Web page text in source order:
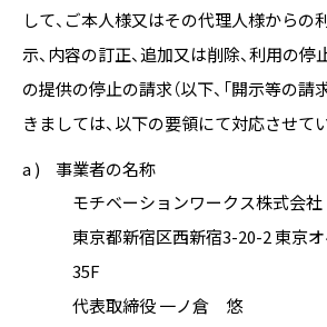
して、ご本人様又はその代理人様からの
示、内容の訂正、追加又は削除、利用の停
の提供の停止の請求（以下、「開示等の請
きましては、以下の要領にて対応させて
a )
事業者の名称
モチベーションワークス株式会社
東京都新宿区西新宿3-20-2 東京
35F
代表取締役 一ノ倉 悠